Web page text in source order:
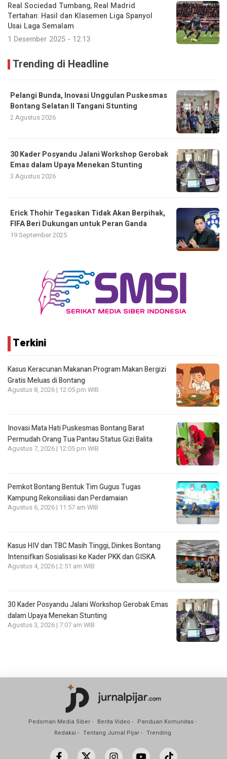
Real Sociedad Tumbang, Real Madrid
Tertahan: Hasil dan Klasemen Liga Spanyol
Usai Laga Semalam
1 Desember 2025 - 12:13
Trending di Headline
Pelangi Bunda, Inovasi Unggulan Puskesmas
Bontang Selatan II Tangani Stunting
2 Agustus 2026
30 Kader Posyandu Jalani Workshop Gerobak
Emas dalam Upaya Menekan Stunting
3 Agustus 2026
Erick Thohir Tegaskan Tidak Akan Berpihak,
FIFA Beri Dukungan untuk Peran Ganda
19 September 2025
Terkini
Kasus Keracunan Makanan Program Makan Bergizi
Gratis Meluas di Bontang
Agustus 8, 2026 | 12:05 pm WIB
Inovasi Mata Hati Puskesmas Bontang Barat
Permudah Orang Tua Pantau Status Gizi Balita
Agustus 7, 2026 | 12:05 pm WIB
Pemkot Bontang Bentuk Tim Gugus Tugas
Kampung Rekonsiliasi dan Perdamaian
Agustus 6, 2026 | 11:57 am WIB
Kasus HIV dan TBC Masih Tinggi, Dinkes Bontang
Intensifkan Sosialisasi ke Kader PKK dan GISKA
Agustus 4, 2026 | 2:51 am WIB
30 Kader Posyandu Jalani Workshop Gerobak Emas
dalam Upaya Menekan Stunting
Agustus 3, 2026 | 7:07 am WIB
Pedoman Media Siber Berita Video
Panduan Komunitas
Redaksi
Tentang Jurnal Pijar Trending